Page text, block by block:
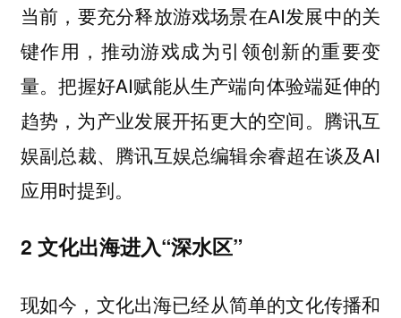
当前，要充分释放游戏场景在AI发展中的关
键作用，推动游戏成为引领创新的重要变
量。把握好AI赋能从生产端向体验端延伸的
趋势，为产业发展开拓更大的空间。腾讯互
娱副总裁、腾讯互娱总编辑余睿超在谈及AI
应用时提到。
2 文化出海进入“深水区”
现如今，文化出海已经从简单的文化传播和